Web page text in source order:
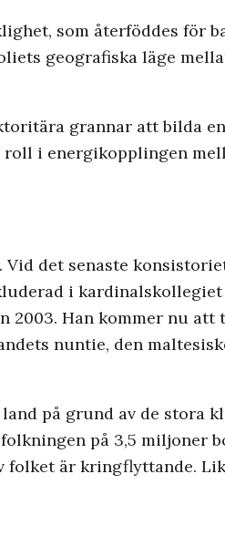
som återföddes för
geografiska läge
grannar att bilda
i energikopplingen
det senaste
i kardinals­kollegiet
Han kommer nu att
nuntie, den
på grund av de stora
på 3,5 miljoner
folket är kringflyttande.